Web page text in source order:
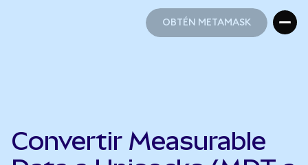
OBTÉN METAMASK
Convertir Measurable